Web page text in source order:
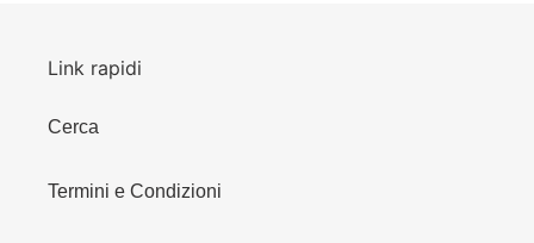
Link rapidi
Cerca
Termini e Condizioni